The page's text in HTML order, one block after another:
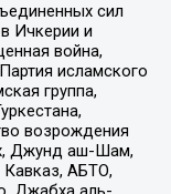
сил
Ичкерии и
война,
исламского
группа,
возрождения
Джунд аш-Шам,
АБТО,